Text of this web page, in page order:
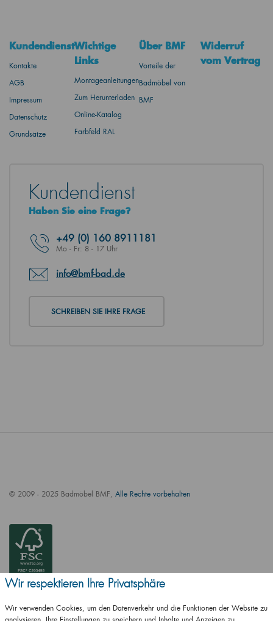
Kundendienst
Kontakte
AGB
Impressum
Datenschutz
Grundsätze
Wichtige
Links
Montageanleitungen
Zum Herunterladen
Online-Katalog
Farbfeld RAL
Über BMF
Vorteile der
Badmöbel von
BMF
Widerruf
vom Vertrag
Kundendienst
Haben Sie eine Frage?
+49 (0) 160 8911181
Mo - Fr: 8 - 17 Uhr
info@bmf-bad.de
SCHREIBEN SIE IHRE FRAGE
© 2009 - 2025 Badmöbel BMF, Alle Rechte vorbehalten
Wir respektieren Ihre Privatsphäre
Wir verwenden Cookies, um den Datenverkehr und die Funktionen der Website zu